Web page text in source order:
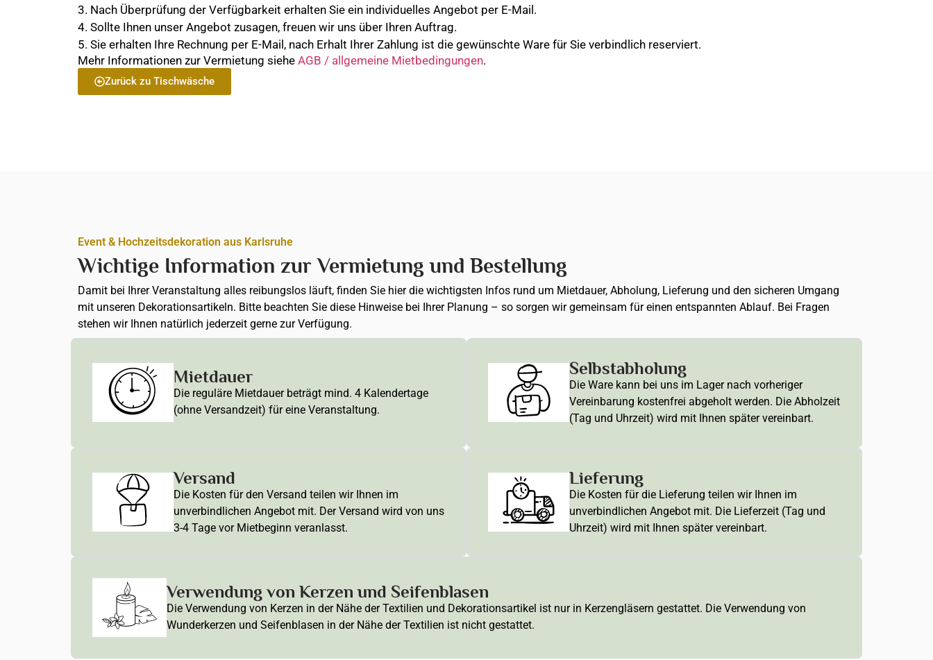
3. Nach Überprüfung der Verfügbarkeit erhalten Sie ein individuelles Angebot per E-Mail.
4. Sollte Ihnen unser Angebot zusagen, freuen wir uns über Ihren Auftrag.
5. Sie erhalten Ihre Rechnung per E-Mail, nach Erhalt Ihrer Zahlung ist die gewünschte Ware für Sie verbindlich reserviert.
Mehr Informationen zur Vermietung siehe AGB / allgemeine Mietbedingungen.
Zurück zu Tischwäsche
Event & Hochzeitsdekoration aus Karlsruhe
Wichtige Information zur Vermietung und Bestellung
Damit bei Ihrer Veranstaltung alles reibungslos läuft, finden Sie hier die wichtigsten Infos rund um Mietdauer, Abholung, Lieferung und den sicheren Umgang
mit unseren Dekorationsartikeln. Bitte beachten Sie diese Hinweise bei Ihrer Planung – so sorgen wir gemeinsam für einen entspannten Ablauf. Bei Fragen
stehen wir Ihnen natürlich jederzeit gerne zur Verfügung.
Mietdauer
Die reguläre Mietdauer beträgt mind. 4 Kalendertage
(ohne Versandzeit) für eine Veranstaltung.
Selbstabholung
Die Ware kann bei uns im Lager nach vorheriger
Vereinbarung kostenfrei abgeholt werden. Die Abholzeit
(Tag und Uhrzeit) wird mit Ihnen später vereinbart.
Versand
Die Kosten für den Versand teilen wir Ihnen im
unverbindlichen Angebot mit. Der Versand wird von uns
3-4 Tage vor Mietbeginn veranlasst.
Lieferung
Die Kosten für die Lieferung teilen wir Ihnen im
unverbindlichen Angebot mit. Die Lieferzeit (Tag und
Uhrzeit) wird mit Ihnen später vereinbart.
Verwendung von Kerzen und Seifenblasen
Die Verwendung von Kerzen in der Nähe der Textilien und Dekorationsartikel ist nur in Kerzengläsern gestattet. Die Verwendung von
Wunderkerzen und Seifenblasen in der Nähe der Textilien ist nicht gestattet.